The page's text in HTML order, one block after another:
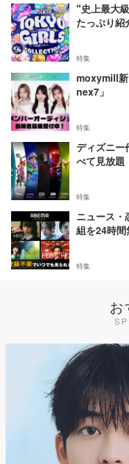
"史上最大
たっぷり紹
特集
moxymill
nex7」
特集
ディズニー
べて見放題
特集
ニュース・
組を24時間
特集